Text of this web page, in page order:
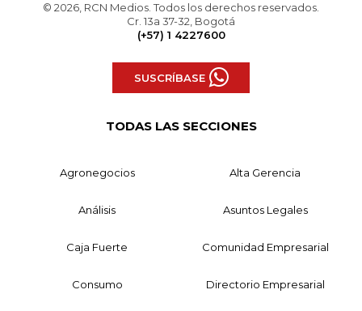
© 2026, RCN Medios. Todos los derechos reservados.
Cr. 13a 37-32, Bogotá
(+57) 1 4227600
SUSCRÍBASE
TODAS LAS SECCIONES
Agronegocios Alta Gerencia
Análisis Asuntos Legales
Caja Fuerte Comunidad Empresarial
Consumo Directorio Empresarial